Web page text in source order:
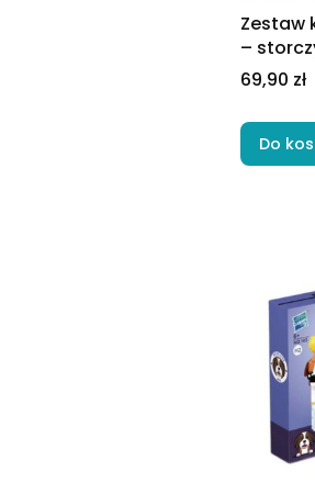
Zestaw
–
Cena
69,90 zł
Do